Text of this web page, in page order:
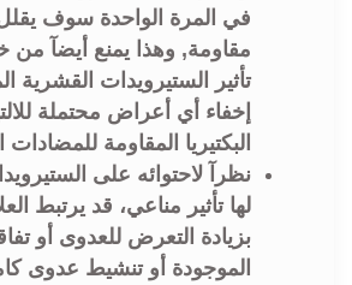
في المرة الواحدة سوف
مقاومة, وهذا يمنع أيضآ
تأثير الستيرويدات القشرية
إخفاء أي أعراض محتملة
البكتيريا المقاومة للمضادات
نظرآ لاحتوائه على
لها تأثير مناعي، قد يرتبط
بزيادة التعرض للعدوى أو
الموجودة أو تنشيط عدوى